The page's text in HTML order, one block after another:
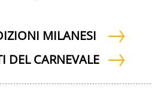
MILANESI
DEL CARNEVALE